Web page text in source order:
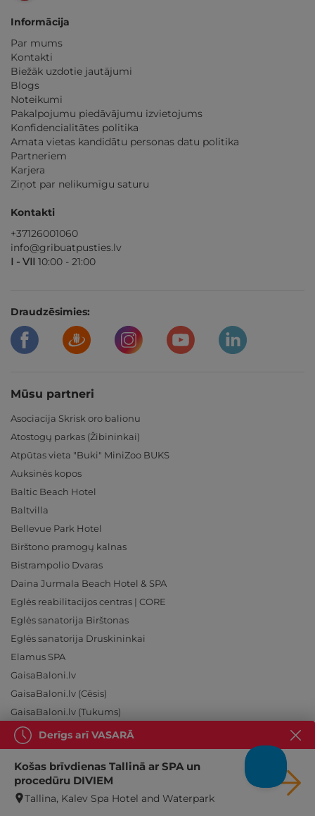
Informācija
Par mums
Kontakti
Biežāk uzdotie jautājumi
Blogs
Noteikumi
Pakalpojumu piedāvājumu izvietojums
Konfidencialitātes politika
Amata vietas kandidātu personas datu politika
Partneriem
Karjera
Ziņot par nelikumīgu saturu
Kontakti
+37126001060
info@gribuatpusties.lv
I - VII 10:00 - 21:00
Draudzēsimies:
Mūsu partneri
Asociacija Skrisk oro balionu
Atostogų parkas (Žibininkai)
Atpūtas vieta "Buki" MiniZoo BUKS
Auksinės kopos
Baltic Beach Hotel
Baltvilla
Bellevue Park Hotel
Birštono pramogų kalnas
Bistrampolio Dvaras
Daina Jurmala Beach Hotel & SPA
Eglės reabilitacijos centras | CORE
Eglės sanatorija Birštonas
Eglės sanatorija Druskininkai
Elamus SPA
GaisaBaloni.lv
GaisaBaloni.lv (Cēsis)
GaisaBaloni.lv (Tukums)
Gradiali
Gradiali Anykščiai
Grand Poet Hotel by SemaraH
Hilton Garden Inn Riga Old Town
Hotel Sigulda
Derīgs arī VASARĀ
Košas brīvdienas Tallinā ar SPA un
procedūru DIVIEM
Tallina, Kalev Spa Hotel and Waterpark